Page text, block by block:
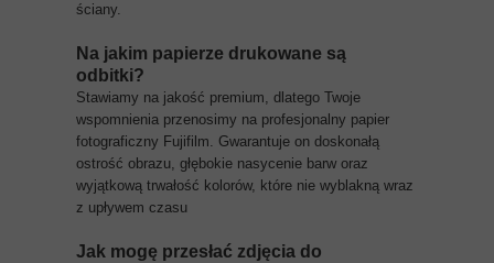
ściany.
Na jakim papierze drukowane są
odbitki?
Stawiamy na jakość premium, dlatego Twoje
wspomnienia przenosimy na profesjonalny papier
fotograficzny Fujifilm. Gwarantuje on doskonałą
ostrość obrazu, głębokie nasycenie barw oraz
wyjątkową trwałość kolorów, które nie wyblakną wraz
z upływem czasu
Jak mogę przesłać zdjęcia do